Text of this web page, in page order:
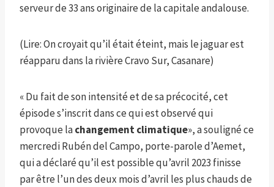
serveur de 33 ans originaire de la capitale andalouse.
(Lire: On croyait qu’il était éteint, mais le jaguar est
réapparu dans la rivière Cravo Sur, Casanare)
« Du fait de son intensité et de sa précocité, cet
épisode s’inscrit dans ce qui est observé qui
provoque lachangement climatique», a souligné ce
mercredi Rubén del Campo, porte-parole d’Aemet,
qui a déclaré qu’il est possible qu’avril 2023 finisse
par être l’un des deux mois d’avril les plus chauds de